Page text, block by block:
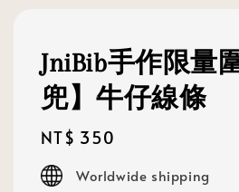
JniBib手作限量
兜】牛仔線條
Regular
price
NT$ 350
Worldwide shipping